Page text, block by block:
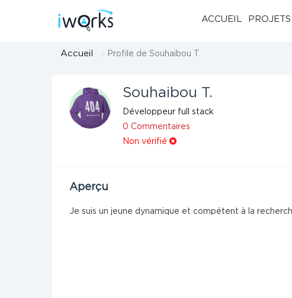
ACCUEIL PROJETS
Accueil Profile de Souhaibou T.
Souhaibou T.
Développeur full stack
0 Commentaires
Non vérifié
Aperçu
Je suis un jeune dynamique et